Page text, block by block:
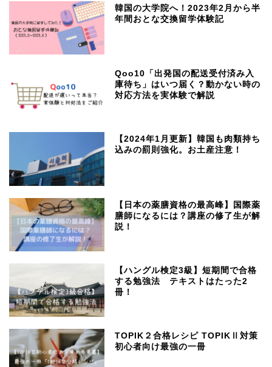
韓国の大学院へ！2023年2月から半
年間おとな交換留学体験記
Qoo10「出発国の配送受付済み入
庫待ち」はいつ届く？動かない時の
対応方法を実体験で解説
【2024年1月更新】韓国も肉類持ち
込みの罰則強化。お土産注意！
【日本の薬膳資格の最高峰】国際薬
膳師になるには？講座の修了生が解
説！
【ハングル検定3級】短期間で合格
する勉強法 テキストはたった2
冊！
TOPIK２合格レシピ TOPIKⅡ対策
初心者向け最強の一冊